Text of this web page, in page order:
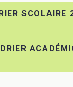
SCOLAIRE